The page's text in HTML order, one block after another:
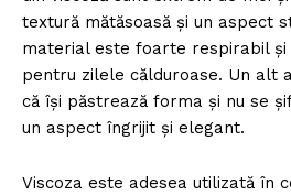
textură mătăsoasă și un aspect
material este foarte respirabil
pentru zilele călduroase. Un alt
că își păstrează forma și nu se
un aspect îngrijit și elegant.
Viscoza este adesea utilizată în